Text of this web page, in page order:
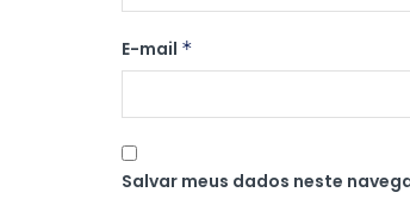
E-mail *
Salvar meus dados neste